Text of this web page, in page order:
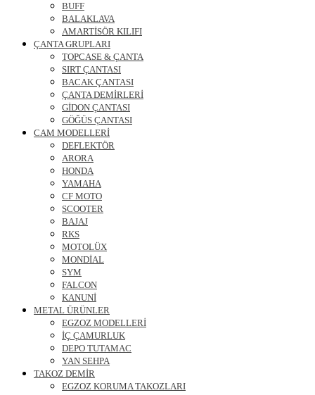
BUFF
BALAKLAVA
AMARTİSÖR KILIFI
ÇANTA GRUPLARI
TOPCASE & ÇANTA
SIRT ÇANTASI
BACAK ÇANTASI
ÇANTA DEMİRLERİ
GİDON ÇANTASI
GÖĞÜS ÇANTASI
CAM MODELLERİ
DEFLEKTÖR
ARORA
HONDA
YAMAHA
CF MOTO
SCOOTER
BAJAJ
RKS
MOTOLÜX
MONDİAL
SYM
FALCON
KANUNİ
METAL ÜRÜNLER
EGZOZ MODELLERİ
İÇ ÇAMURLUK
DEPO TUTAMAC
YAN SEHPA
TAKOZ DEMİR
EGZOZ KORUMA TAKOZLARI